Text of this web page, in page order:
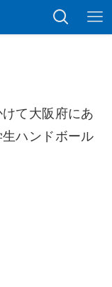
て大阪府にあ
ハンドボール